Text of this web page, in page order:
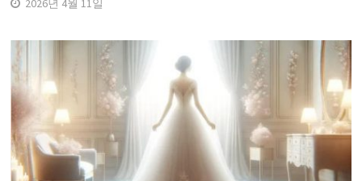
2026년 4월 11일